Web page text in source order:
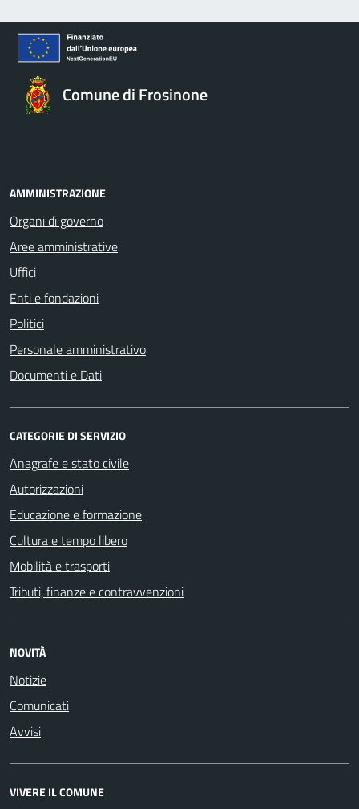
Comune di Frosinone
AMMINISTRAZIONE
Organi di governo
Aree amministrative
Uffici
Enti e fondazioni
Politici
Personale amministrativo
Documenti e Dati
CATEGORIE DI SERVIZIO
Anagrafe e stato civile
Autorizzazioni
Educazione e formazione
Cultura e tempo libero
Mobilità e trasporti
Tributi, finanze e contravvenzioni
NOVITÀ
Notizie
Comunicati
Avvisi
VIVERE IL COMUNE